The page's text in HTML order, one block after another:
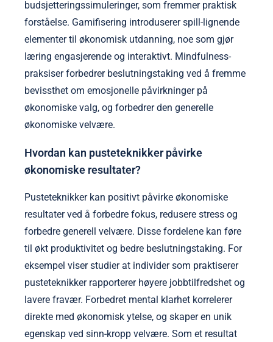
budsjetteringssimuleringer, som fremmer praktisk
forståelse. Gamifisering introduserer spill-lignende
elementer til økonomisk utdanning, noe som gjør
læring engasjerende og interaktivt. Mindfulness-
praksiser forbedrer beslutningstaking ved å fremme
bevissthet om emosjonelle påvirkninger på
økonomiske valg, og forbedrer den generelle
økonomiske velvære.
Hvordan kan pusteteknikker påvirke
økonomiske resultater?
Pusteteknikker kan positivt påvirke økonomiske
resultater ved å forbedre fokus, redusere stress og
forbedre generell velvære. Disse fordelene kan føre
til økt produktivitet og bedre beslutningstaking. For
eksempel viser studier at individer som praktiserer
pusteteknikker rapporterer høyere jobbtilfredshet og
lavere fravær. Forbedret mental klarhet korrelerer
direkte med økonomisk ytelse, og skaper en unik
egenskap ved sinn-kropp velvære. Som et resultat